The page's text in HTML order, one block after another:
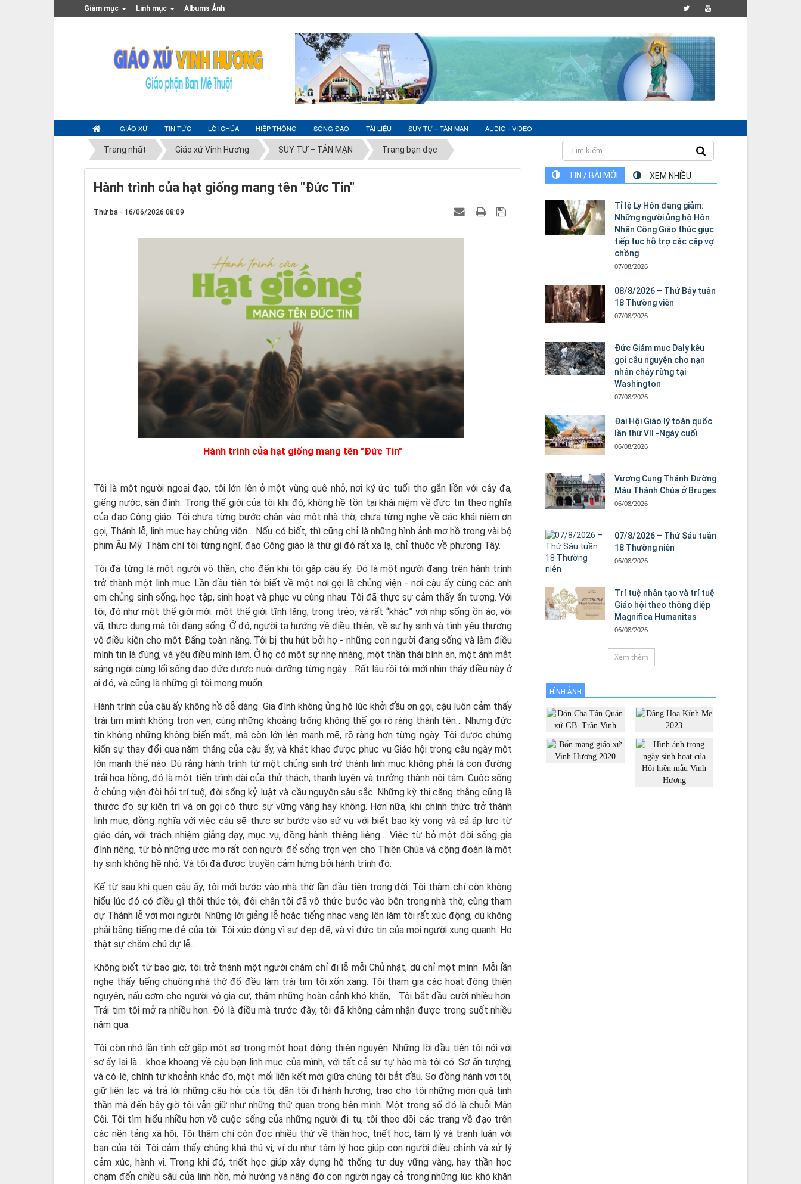
Giám mục Linh mục Albums Ảnh
GIÁO XỨ TIN TỨC LỜI CHÚA HIỆP THÔNG SỐNG ĐẠO TÀI LIỆU SUY TƯ – TẢN MẠN AUDIO - VIDEO
Trang nhất Giáo xứ Vinh Hương SUY TƯ – TẢN MẠN Trang bạn đọc
Hành trình của hạt giống mang tên "Đức Tin"
Thứ ba - 16/06/2026 08:09
Hành trình của hạt giống mang tên "Đức Tin"
Tôi là một người ngoại đạo, tôi lớn lên ở một vùng quê nhỏ, nơi ký ức tuổi thơ gắn liền với cây đa,
giếng nước, sân đình. Trong thế giới của tôi khi đó, không hề tồn tại khái niệm về đức tin theo nghĩa
của đạo Công giáo. Tôi chưa từng bước chân vào một nhà thờ, chưa từng nghe về các khái niệm ơn
gọi, Thánh lễ, linh mục hay chủng viện… Nếu có biết, thì cũng chỉ là những hình ảnh mơ hồ trong vài bộ
phim Âu Mỹ. Thậm chí tôi từng nghĩ, đạo Công giáo là thứ gì đó rất xa lạ, chỉ thuộc về phương Tây.
Tôi đã từng là một người vô thần, cho đến khi tôi gặp cậu ấy. Đó là một người đang trên hành trình
trở thành một linh mục. Lần đầu tiên tôi biết về một nơi gọi là chủng viện - nơi cậu ấy cùng các anh
em chủng sinh sống, học tập, sinh hoạt và phục vụ cùng nhau. Tôi đã thực sự cảm thấy ấn tượng. Với
tôi, đó như một thế giới mới: một thế giới tĩnh lặng, trong trẻo, và rất “khác” với nhịp sống ồn ào, vội
vã, thực dụng mà tôi đang sống. Ở đó, người ta hướng về điều thiện, về sự hy sinh và tình yêu thương
vô điều kiện cho một Đấng toàn năng. Tôi bị thu hút bởi họ - những con người đang sống và làm điều
mình tin là đúng, và yêu điều mình làm. Ở họ có một sự nhẹ nhàng, một thần thái bình an, một ánh mắt
sáng ngời cùng lối sống đạo đức được nuôi dưỡng từng ngày… Rất lâu rồi tôi mới nhìn thấy điều này ở
ai đó, và cũng là những gì tôi mong muốn.
Hành trình của cậu ấy không hề dễ dàng. Gia đình không ủng hộ lúc khởi đầu ơn gọi, cậu luôn cảm thấy
trái tim mình không trọn vẹn, cùng những khoảng trống không thể gọi rõ ràng thành tên… Nhưng đức
tin không những không biến mất, mà còn lớn lên mạnh mẽ, rõ ràng hơn từng ngày. Tôi được chứng
kiến sự thay đổi qua năm tháng của cậu ấy, và khát khao được phục vụ Giáo hội trong cậu ngày một
lớn mạnh thế nào. Dù rằng hành trình từ một chủng sinh trở thành linh mục không phải là con đường
trải hoa hồng, đó là một tiến trình dài của thử thách, thanh luyện và trưởng thành nội tâm. Cuộc sống
ở chủng viện đòi hỏi trí tuệ, đời sống kỷ luật và cầu nguyện sâu sắc. Những kỳ thi căng thẳng cũng là
thước đo sự kiên trì và ơn gọi có thực sự vững vàng hay không. Hơn nữa, khi chính thức trở thành
linh mục, đồng nghĩa với việc cậu sẽ thực sự bước vào sứ vụ với biết bao kỳ vọng và cả áp lực từ
giáo dân, với trách nhiệm giảng dạy, mục vụ, đồng hành thiêng liêng… Việc từ bỏ một đời sống gia
đình riêng, từ bỏ những ước mơ rất con người để sống trọn vẹn cho Thiên Chúa và cộng đoàn là một
hy sinh không hề nhỏ. Và tôi đã được truyền cảm hứng bởi hành trình đó.
Kể từ sau khi quen cậu ấy, tôi mới bước vào nhà thờ lần đầu tiên trong đời. Tôi thậm chí còn không
hiểu lúc đó có điều gì thôi thúc tôi, đôi chân tôi đã vô thức bước vào bên trong nhà thờ, cùng tham
dự Thánh lễ với mọi người. Những lời giảng lễ hoặc tiếng nhạc vang lên làm tôi rất xúc động, dù không
phải bằng tiếng mẹ đẻ của tôi. Tôi xúc động vì sự đẹp đẽ, và vì đức tin của mọi người xung quanh. Họ
thật sự chăm chú dự lễ...
Không biết từ bao giờ, tôi trở thành một người chăm chỉ đi lễ mỗi Chủ nhật, dù chỉ một mình. Mỗi lần
nghe thấy tiếng chuông nhà thờ đổ đều làm trái tim tôi xốn xang. Tôi tham gia các hoạt động thiện
nguyện, nấu cơm cho người vô gia cư, thăm những hoàn cảnh khó khăn,... Tôi bắt đầu cười nhiều hơn.
Trái tim tôi mở ra nhiều hơn. Đó là điều mà trước đây, tôi đã không cảm nhận được trong suốt nhiều
năm qua.
Tôi còn nhớ lần tình cờ gặp một sơ trong một hoạt động thiện nguyện. Những lời đầu tiên tôi nói với
sơ ấy lại là… khoe khoang về cậu bạn linh mục của mình, với tất cả sự tự hào mà tôi có. Sơ ấn tượng,
và có lẽ, chính từ khoảnh khắc đó, một mối liên kết mới giữa chúng tôi bắt đầu. Sơ đồng hành với tôi,
giữ liên lạc và trả lời những câu hỏi của tôi, dẫn tôi đi hành hương, trao cho tôi những món quà tinh
thần mà đến bây giờ tôi vẫn giữ như những thứ quan trọng bên mình. Một trong số đó là chuỗi Mân
Côi. Tôi tìm hiểu nhiều hơn về cuộc sống của những người đi tu, tôi theo dõi các trang về đạo trên
các nền tảng xã hội. Tôi thậm chí còn đọc nhiều thứ về thần học, triết học, tâm lý và tranh luận với
bạn của tôi. Tôi cảm thấy chúng khá thú vị, ví dụ như tâm lý học giúp con người điều chỉnh và xử lý
cảm xúc, hành vi. Trong khi đó, triết học giúp xây dựng hệ thống tư duy vững vàng, hay thần học
chạm đến chiều sâu của linh hồn, mở hướng và nâng đỡ con người ngay cả trong những lúc khó khăn
TIN / BÀI MỚI XEM NHIỀU
Tỉ lệ Ly Hôn đang giảm:
Những người ủng hộ Hôn
Nhân Công Giáo thúc giục
tiếp tục hỗ trợ các cặp vợ
chồng
07/08/2026
08/8/2026 – Thứ Bảy tuần
18 Thường viên
07/08/2026
Đức Giám mục Daly kêu
gọi cầu nguyện cho nạn
nhân cháy rừng tại
Washington
07/08/2026
Đại Hội Giáo lý toàn quốc
lần thứ VII -Ngày cuối
06/08/2026
Vương Cung Thánh Ðường
Máu Thánh Chúa ở Bruges
06/08/2026
07/8/2026 – Thứ Sáu tuần
18 Thường niên
06/08/2026
Trí tuệ nhân tạo và trí tuệ
Giáo hội theo thông điệp
Magnifica Humanitas
06/08/2026
Xem thêm
HÌNH ẢNH